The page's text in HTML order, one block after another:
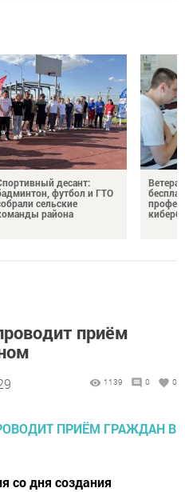
десант:
футбол и ГТО
сельские
района
приём
1139 0 0
со дня создания